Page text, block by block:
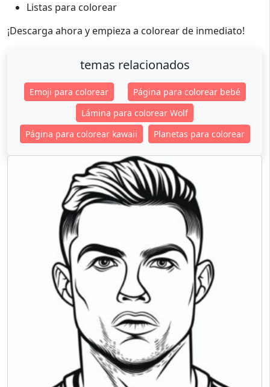
Listas para colorear
¡Descarga ahora y empieza a colorear de inmediato!
temas relacionados
Emoji para colorear
Página para colorear bebé
Lámina para colorear Wolf
Página para colorear kawaii
Planetas para colorear